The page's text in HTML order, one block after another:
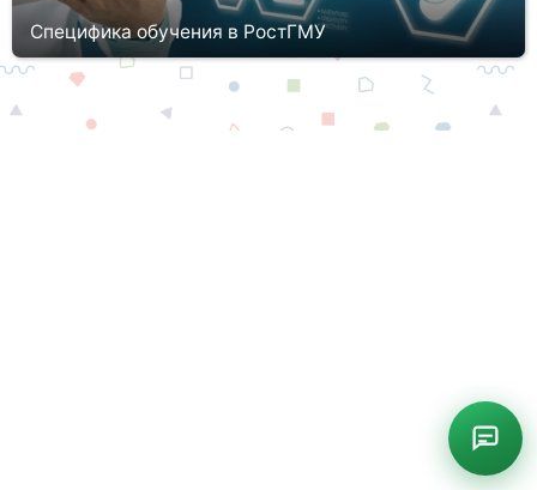
Специфика обучения в РостГМУ
Одним из самых известнейших и престижнейших
Ростовской области вузов, который занимается становлением